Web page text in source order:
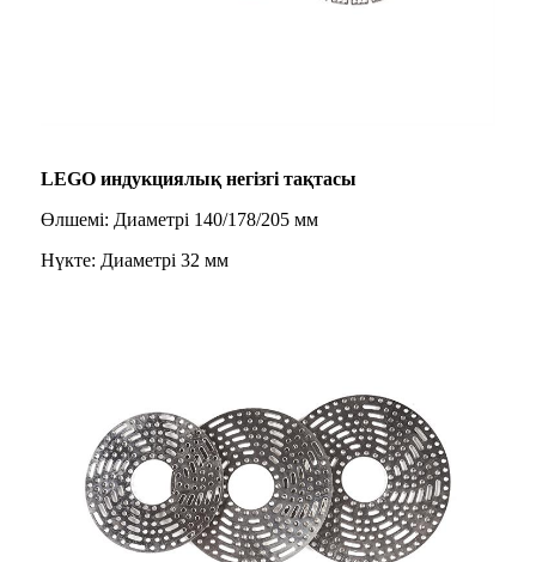
LEGO индукциялық негізгі тақтасы
Өлшемі: Диаметрі 140/178/205 мм
Нүкте: Диаметрі 32 мм